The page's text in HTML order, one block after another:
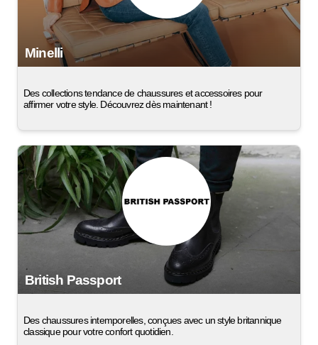
Minelli
Des collections tendance de chaussures et accessoires pour
affirmer votre style. Découvrez dès maintenant !
British Passport
Des chaussures intemporelles, conçues avec un style britannique
classique pour votre confort quotidien.